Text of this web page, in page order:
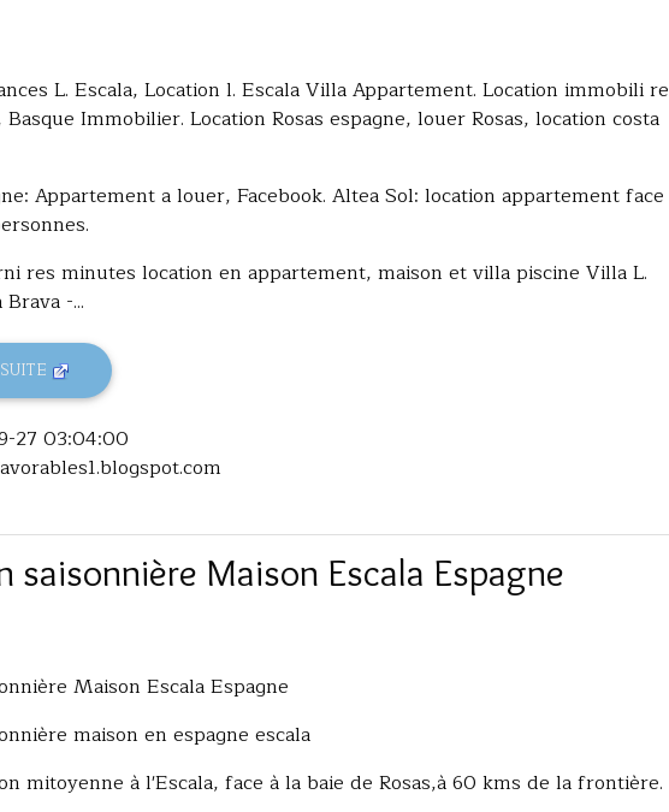
L. Escala, Location l. Escala Villa Appartement. Location immobili re
Basque Immobilier. Location Rosas espagne, louer Rosas, location costa
Appartement a louer, Facebook. Altea Sol: location appartement face
res minutes location en appartement, maison et villa piscine Villa L.
-...
27 03:04:00
saisonnière Maison Escala Espagne
Maison Escala Espagne
maison en espagne escala
mitoyenne à l'Escala, face à la baie de Rosas,à 60 kms de la frontière.